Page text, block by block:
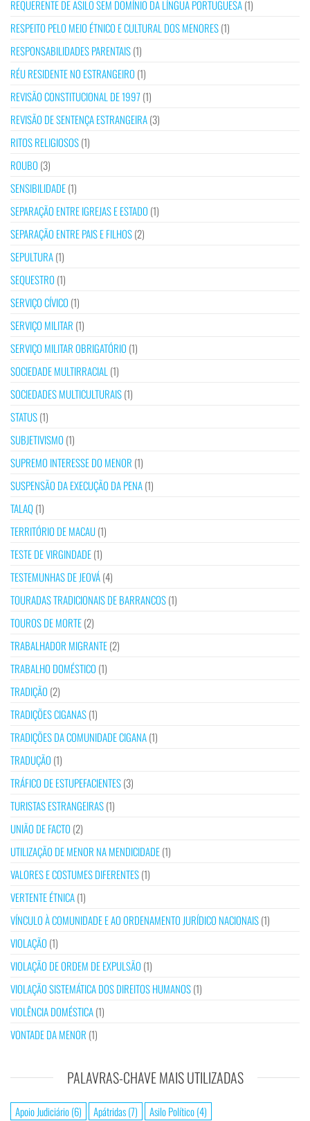
REQUERENTE DE ASILO SEM DOMÍNIO DA LÍNGUA PORTUGUESA(1)
RESPEITO PELO MEIO ÉTNICO E CULTURAL DOS MENORES(1)
RESPONSABILIDADES PARENTAIS(1)
RÉU RESIDENTE NO ESTRANGEIRO (1)
REVISÃO CONSTITUCIONAL DE 1997 (1)
REVISÃO DE SENTENÇA ESTRANGEIRA(3)
RITOS RELIGIOSOS(1)
ROUBO (3)
SENSIBILIDADE(1)
SEPARAÇÃO ENTRE IGREJAS E ESTADO (1)
SEPARAÇÃO ENTRE PAIS E FILHOS(2)
SEPULTURA(1)
SEQUESTRO (1)
SERVIÇO CÍVICO (1)
SERVIÇO MILITAR (1)
SERVIÇO MILITAR OBRIGATÓRIO (1)
SOCIEDADE MULTIRRACIAL (1)
SOCIEDADES MULTICULTURAIS(1)
STATUS(1)
SUBJETIVISMO (1)
SUPREMO INTERESSE DO MENOR (1)
SUSPENSÃO DA EXECUÇÃO DA PENA(1)
TALAQ(1)
TERRITÓRIO DE MACAU(1)
TESTE DE VIRGINDADE(1)
TESTEMUNHAS DE JEOVÁ(4)
TOURADAS TRADICIONAIS DE BARRANCOS(1)
TOUROS DE MORTE(2)
TRABALHADOR MIGRANTE(2)
TRABALHO DOMÉSTICO (1)
TRADIÇÃO (2)
TRADIÇÕES CIGANAS(1)
TRADIÇÕES DA COMUNIDADE CIGANA(1)
TRADUÇÃO (1)
TRÁFICO DE ESTUPEFACIENTES(3)
TURISTAS ESTRANGEIRAS(1)
UNIÃO DE FACTO (2)
UTILIZAÇÃO DE MENOR NA MENDICIDADE(1)
VALORES E COSTUMES DIFERENTES(1)
VERTENTE ÉTNICA(1)
VÍNCULO À COMUNIDADE E AO ORDENAMENTO JURÍDICO NACIONAIS(1)
VIOLAÇÃO (1)
VIOLAÇÃO DE ORDEM DE EXPULSÃO (1)
VIOLAÇÃO SISTEMÁTICA DOS DIREITOS HUMANOS(1)
VIOLÊNCIA DOMÉSTICA(1)
VONTADE DA MENOR (1)
PALAVRAS-CHAVE MAIS UTILIZADAS
Apoio Judiciário(6) Apátridas(7) Asilo Político(4)